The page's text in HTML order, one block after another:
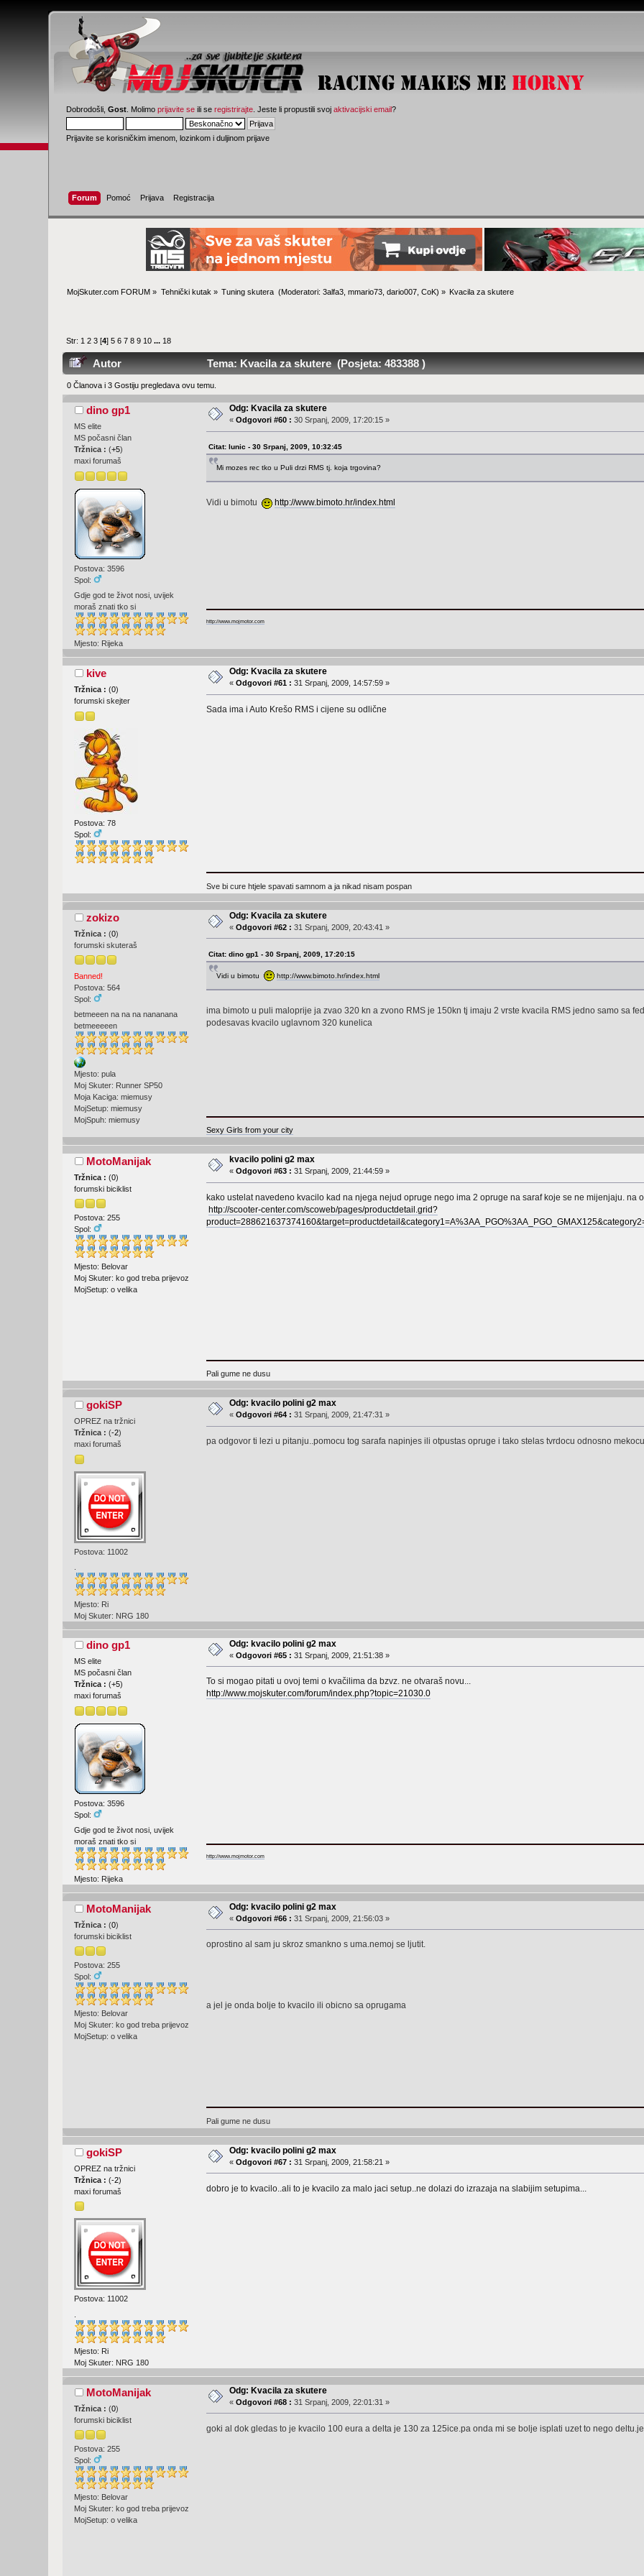
Dobrodošli,Gost . Molimoprijavite se ili seregistrirajte . Jeste li propustili svojaktivacijski email?
Prijavite se korisničkim imenom, lozinkom i duljinom prijave
Forum Pomoć Prijava Registracija
MojSkuter.com FORUM » Tehnički kutak » Tuning skutera (Moderatori:3alfa3 ,mmario73 ,dario007 ,CoK) » Kvacila za skutere
Str: 1 2 3 [4]5 6 7 8 9 10 ... 18
Autor Tema: Kvacila za skutere (Posjeta: 483388 )
0 Članova i 3 Gostiju pregledava ovu temu.
dino gp1
MS elite
MS počasni član
Tržnica :(+5)
maxi forumaš
Postova: 3596
Spol:
Gdje god te život nosi, uvijek
moraš znati tko si
Mjesto: Rijeka
Odg: Kvacila za skutere
«Odgovori #60 : 30 Srpanj, 2009, 17:20:15 »
Citat: lunic - 30 Srpanj, 2009, 10:32:45
Mi mozes rec tko u Puli drzi RMS tj. koja trgovina?
Vidi u bimotu http://www.bimoto.hr/index.html
http://www.mojmotor.com
kive
Tržnica :(0)
forumski skejter
Postova: 78
Spol:
Odg: Kvacila za skutere
«Odgovori #61 : 31 Srpanj, 2009, 14:57:59 »
Sada ima i Auto Krešo RMS i cijene su odlične
Sve bi cure htjele spavati samnom a ja nikad nisam pospan
zokizo
Tržnica :(0)
forumski skuteraš
Banned!
Postova: 564
Spol:
betmeeen na na na nananana
betmeeeeen
Mjesto: pula
Moj Skuter: Runner SP50
Moja Kaciga: miemusy
MojSetup: miemusy
MojSpuh: miemusy
Odg: Kvacila za skutere
«Odgovori #62 : 31 Srpanj, 2009, 20:43:41 »
Citat: dino gp1 - 30 Srpanj, 2009, 17:20:15
Vidi u bimotu http://www.bimoto.hr/index.html
ima bimoto u puli maloprije ja zvao 320 kn a zvono RMS je 150kn tj imaju 2 vrste kvacila RMS jedno samo sa
podesavas kvacilo uglavnom 320 kunelica
Sexy Girls from your city
MotoManijak
Tržnica :(0)
forumski biciklist
Postova: 255
Spol:
Mjesto: Belovar
Moj Skuter: ko god treba prijevoz
MojSetup: o velika
kvacilo polini g2 max
«Odgovori #63 : 31 Srpanj, 2009, 21:44:59 »
kako ustelat navedeno kvacilo kad na njega nejud opruge nego ima 2 opruge na saraf koje se ne mijenjaju. na
http://scooter-center.com/scoweb/pages/productdetail.grid?
Pali gume ne dusu
gokiSP
OPREZ na tržnici
Tržnica :(-2)
maxi forumaš
Postova: 11002
Mjesto: Ri
Moj Skuter: NRG 180
Odg: kvacilo polini g2 max
«Odgovori #64 : 31 Srpanj, 2009, 21:47:31 »
pa odgovor ti lezi u pitanju..pomocu tog sarafa napinjes ili otpustas opruge i tako stelas tvrdocu odnosno
dino gp1
MS elite
MS počasni član
Tržnica :(+5)
maxi forumaš
Postova: 3596
Spol:
Gdje god te život nosi, uvijek
moraš znati tko si
Mjesto: Rijeka
Odg: kvacilo polini g2 max
«Odgovori #65 : 31 Srpanj, 2009, 21:51:38 »
To si mogao pitati u ovoj temi o kvačilima da bzvz. ne otvaraš novu...
http://www.mojskuter.com/forum/index.php?topic=21030.0
http://www.mojmotor.com
MotoManijak
Tržnica :(0)
forumski biciklist
Postova: 255
Spol:
Mjesto: Belovar
Moj Skuter: ko god treba prijevoz
MojSetup: o velika
Odg: kvacilo polini g2 max
«Odgovori #66 : 31 Srpanj, 2009, 21:56:03 »
oprostino al sam ju skroz smankno s uma.nemoj se ljutit.
a jel je onda bolje to kvacilo ili obicno sa oprugama
Pali gume ne dusu
gokiSP
OPREZ na tržnici
Tržnica :(-2)
maxi forumaš
Postova: 11002
Mjesto: Ri
Moj Skuter: NRG 180
Odg: kvacilo polini g2 max
«Odgovori #67 : 31 Srpanj, 2009, 21:58:21 »
dobro je to kvacilo..ali to je kvacilo za malo jaci setup..ne dolazi do izrazaja na slabijim setupima...
MotoManijak
Tržnica :(0)
forumski biciklist
Postova: 255
Spol:
Mjesto: Belovar
Moj Skuter: ko god treba prijevoz
MojSetup: o velika
Odg: Kvacila za skutere
«Odgovori #68 : 31 Srpanj, 2009, 22:01:31 »
goki al dok gledas to je kvacilo 100 eura a delta je 130 za 125ice.pa onda mi se bolje isplati uzet to nego